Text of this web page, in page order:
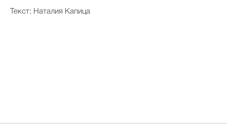
Текст: Наталия Капица